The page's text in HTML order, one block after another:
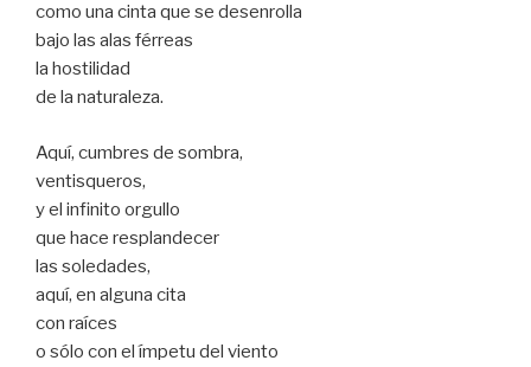
como una cinta que se desenrolla
bajo las alas férreas
la hostilidad
de la naturaleza.
Aquí, cumbres de sombra,
ventisqueros,
y el infinito orgullo
que hace resplandecer
las soledades,
aquí, en alguna cita
con raíces
o sólo con el ímpetu del viento